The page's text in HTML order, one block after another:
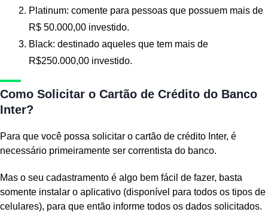
Platinum: comente para pessoas que possuem mais de
R$ 50.000,00 investido.
Black: destinado aqueles que tem mais de
R$250.000,00 investido.
Como Solicitar o Cartão de Crédito do Banco
Inter?
Para que você possa solicitar o cartão de crédito Inter, é
necessário primeiramente ser correntista do banco.
Mas o seu cadastramento é algo bem fácil de fazer, basta
somente instalar o aplicativo (disponível para todos os tipos de
celulares), para que então informe todos os dados solicitados.